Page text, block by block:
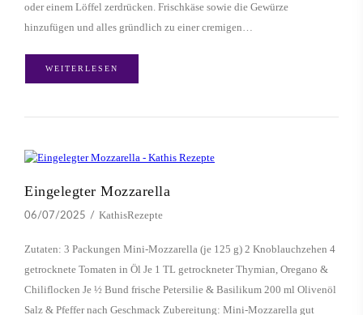
oder einem Löffel zerdrücken. Frischkäse sowie die Gewürze
hinzufügen und alles gründlich zu einer cremigen…
WEITERLESEN
Eingelegter Mozzarella
06/07/2025 KathisRezepte
Zutaten: 3 Packungen Mini-Mozzarella (je 125 g) 2 Knoblauchzehen 4
getrocknete Tomaten in Öl Je 1 TL getrockneter Thymian, Oregano &
Chiliflocken Je ½ Bund frische Petersilie & Basilikum 200 ml Olivenöl
Salz & Pfeffer nach Geschmack Zubereitung: Mini-Mozzarella gut